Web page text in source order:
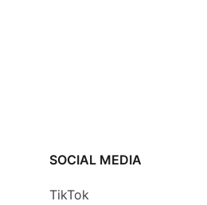
SOCIAL MEDIA
TikTok